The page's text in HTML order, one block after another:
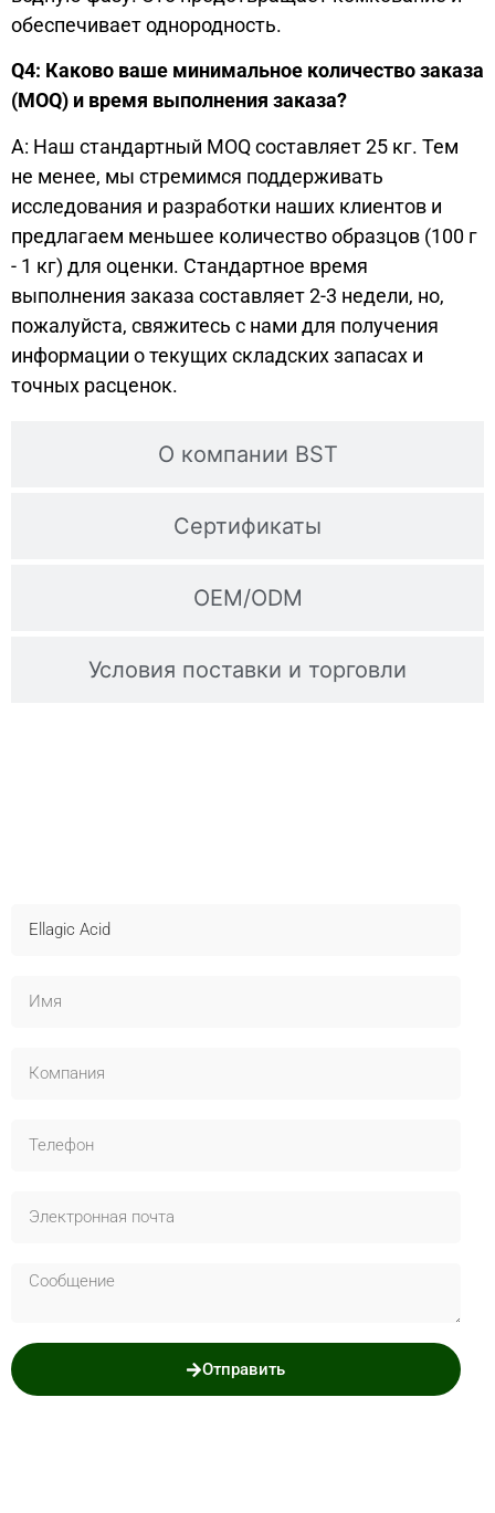
О компании BST
Сертификаты
OEM/ODM
Условия поставки и торговли
обеспечивает однородность.
Q4: Каково ваше минимальное количество заказа
(MOQ) и время выполнения заказа?
A: Наш стандартный MOQ составляет 25 кг. Тем
не менее, мы стремимся поддерживать
исследования и разработки наших клиентов и
предлагаем меньшее количество образцов (100 г
- 1 кг) для оценки. Стандартное время
выполнения заказа составляет 2-3 недели, но,
пожалуйста, свяжитесь с нами для получения
информации о текущих складских запасах и
точных расценок.
Отправить